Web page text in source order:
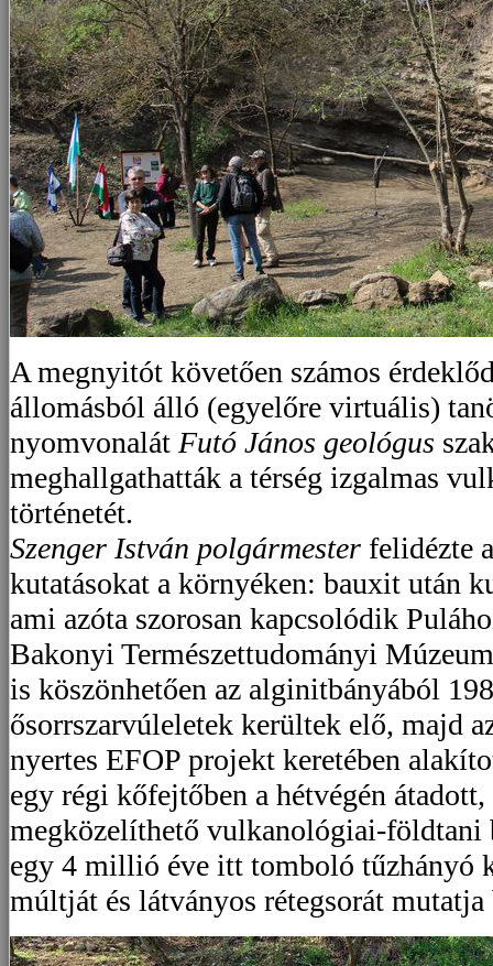
A megnyitót követően számos
állomásból álló (egyelőre virtuális)
nyomvonalát Futó János geológus
meghallgathatták a térség izgalmas
történetét.
Szenger István polgármester felidézte
kutatásokat a környéken: bauxit után
ami azóta szorosan kapcsolódik
Bakonyi Természettudományi
is köszönhetően az alginitbányából
ősorrszarvúleletek kerültek elő, majd
nyertes EFOP projekt keretében
egy régi kőfejtőben a hétvégén
megközelíthető vulkanológiai-földtani
egy 4 millió éve itt tomboló tűzhányó
múltját és látványos rétegsorát mutatja